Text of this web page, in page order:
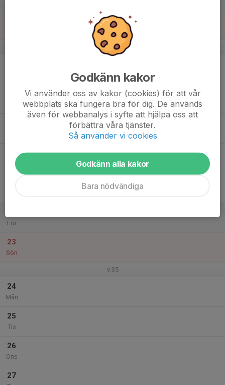
v.34
Tor
Lör
23
Sön
v.35
24
Mån
25
Tis
26
Ons
27
Godkänn kakor
Vi använder oss av kakor (cookies) för att vår
webbplats ska fungera bra för dig. De används
även för webbanalys i syfte att hjälpa oss att
förbättra våra tjänster.
Så använder vi cookies
Godkänn alla kakor
Bara nödvändiga